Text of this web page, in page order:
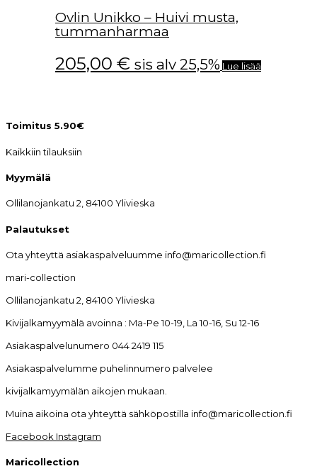
Ovlin Unikko – Huivi musta,
tummanharmaa
205,00 € sis alv 25,5% Lue lisää
Toimitus 5.90€
Kaikkiin tilauksiin
Myymälä
Ollilanojankatu 2, 84100 Ylivieska
Palautukset
Ota yhteyttä asiakaspalveluumme info@maricollection.fi
mari-collection
Ollilanojankatu 2, 84100 Ylivieska
Kivijalkamyymälä avoinna : Ma-Pe 10-19, La 10-16, Su 12-16
Asiakaspalvelunumero 044 2419 115
Asiakaspalvelumme puhelinnumero palvelee
kivijalkamyymälän aikojen mukaan.
Muina aikoina ota yhteyttä sähköpostilla info@maricollection.fi
Facebook Instagram
Maricollection